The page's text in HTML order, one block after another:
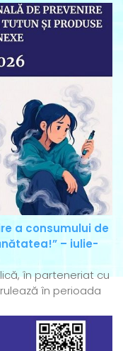
a consumului de
– iulie-
în parteneriat cu
în perioada